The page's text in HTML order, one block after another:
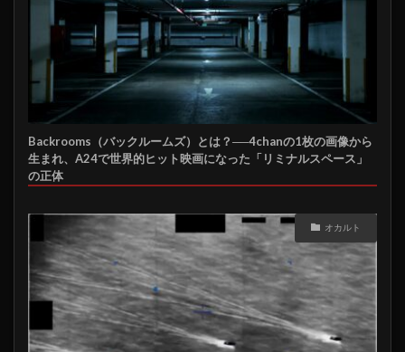
Backrooms（バックルームズ）とは？──4chanの1枚の画像から
生まれ、A24で世界的ヒット映画になった「リミナルスペース」
の正体
オカルト